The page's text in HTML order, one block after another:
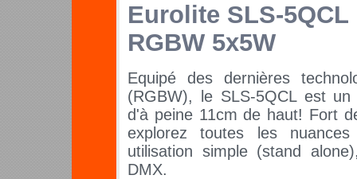
Eurolite SLS-
RGBW 5x5W
Equipé des dernières
(RGBW), le SLS-5QCL est un
d'à peine 11cm de haut! Fort
explorez toutes les
utilisation simple (stand
DMX.